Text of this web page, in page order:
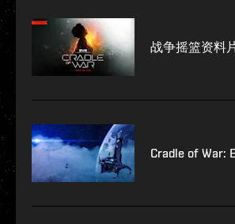
战争摇篮资料
Cradle of War: